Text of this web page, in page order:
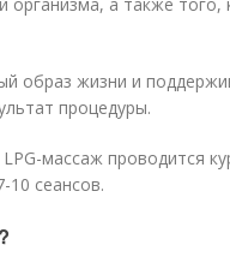
образ жизни и
процедуры.
массаж проводится
10 сеансов.